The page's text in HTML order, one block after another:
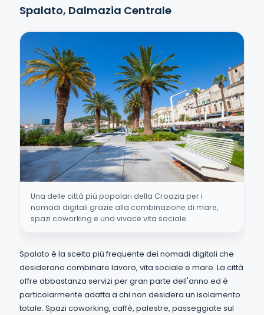
Spalato, Dalmazia Centrale
Una delle città più popolari della Croazia per i
nomadi digitali grazie alla combinazione di mare,
spazi coworking e una vivace vita sociale.
Spalato è la scelta più frequente dei nomadi digitali che
desiderano combinare lavoro, vita sociale e mare. La città
offre abbastanza servizi per gran parte dell'anno ed è
particolarmente adatta a chi non desidera un isolamento
totale. Spazi coworking, caffè, palestre, passeggiate sul